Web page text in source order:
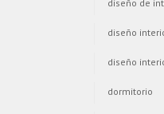
diseño de
diseño
diseño
dormitorio